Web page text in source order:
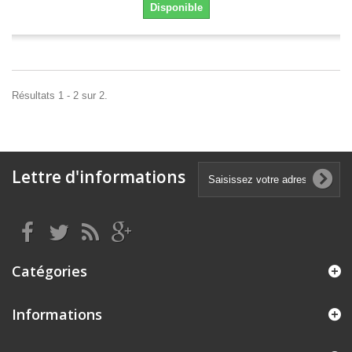
Disponible
Résultats 1 - 2 sur 2.
Lettre d'informations
Catégories
Informations